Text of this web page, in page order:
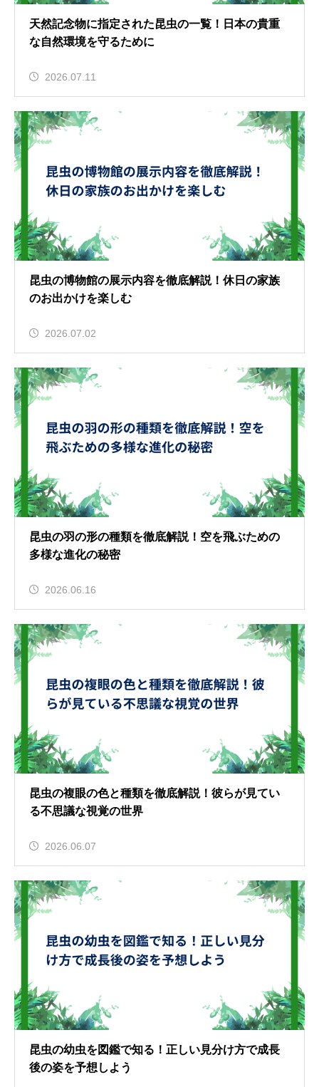
天然記念物に指定された昆虫の一覧！日本の貴重
な自然環境を守るために
2026.07.11
昆虫の博物館の展示内容を徹底解説！休日の家族
のお出かけを楽しむ
2026.07.02
昆虫の羽の形の種類を徹底解説！空を飛ぶための
多様な進化の秘密
2026.06.16
昆虫の複眼の色と種類を徹底解説！彼らが見てい
る不思議な視覚の世界
2026.06.07
昆虫の幼虫を図鑑で知る！正しい見分け方で成長
後の姿を予想しよう